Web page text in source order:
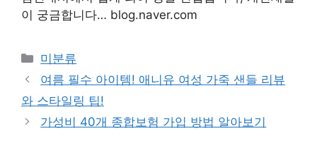
이 궁금합니다… blog.naver.com
Categories
미분류
여름 필수 아이템! 애니유 여성 가죽 샌들 리뷰
와 스타일링 팁!
가성비 40개 종합보험 가입 방법 알아보기